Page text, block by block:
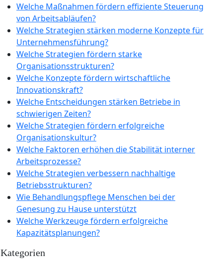
Welche Maßnahmen fördern effiziente Steuerung
von Arbeitsabläufen?
Welche Strategien stärken moderne Konzepte für
Unternehmensführung?
Welche Strategien fördern starke
Organisationsstrukturen?
Welche Konzepte fördern wirtschaftliche
Innovationskraft?
Welche Entscheidungen stärken Betriebe in
schwierigen Zeiten?
Welche Strategien fördern erfolgreiche
Organisationskultur?
Welche Faktoren erhöhen die Stabilität interner
Arbeitsprozesse?
Welche Strategien verbessern nachhaltige
Betriebsstrukturen?
Wie Behandlungspflege Menschen bei der
Genesung zu Hause unterstützt
Welche Werkzeuge fördern erfolgreiche
Kapazitätsplanungen?
Kategorien